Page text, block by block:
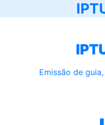
Emissão de